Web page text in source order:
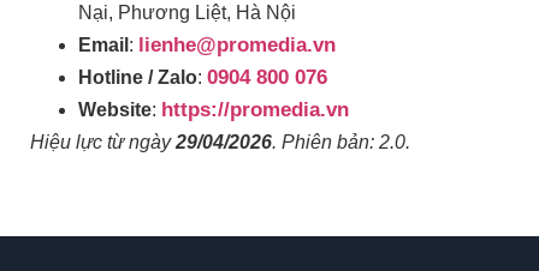
Nại, Phương Liệt, Hà Nội
Email : lienhe@promedia.vn
Hotline / Zalo: 0904 800 076
Website: https://promedia.vn
Hiệu lực từ ngày29/04/2026. Phiên bản: 2.0.